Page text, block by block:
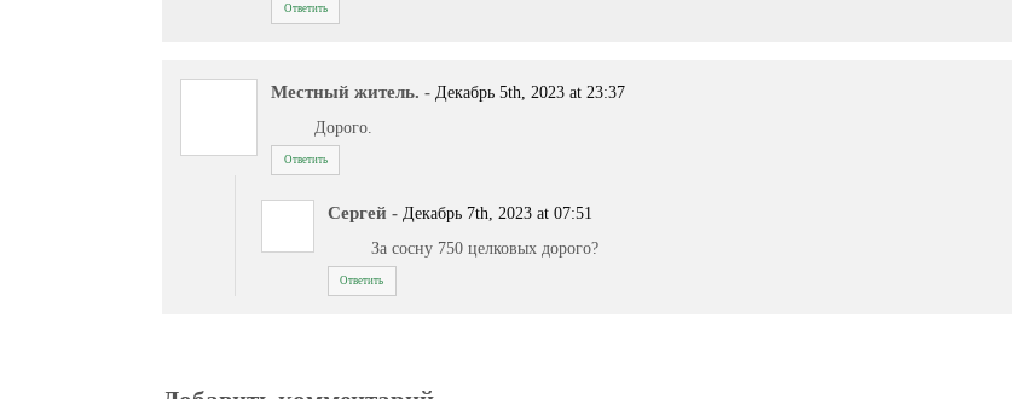
Ответить
Местный житель. - Декабрь 5th, 2023 at 23:37
Дорого.
Ответить
Сергей - Декабрь 7th, 2023 at 07:51
За сосну 750 целковых дорого?
Ответить